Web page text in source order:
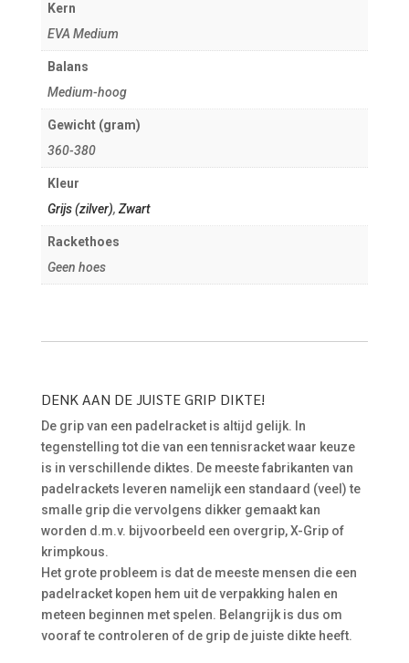
Kern
EVA Medium
Balans
Medium-hoog
Gewicht (gram)
360-380
Kleur
Grijs (zilver), Zwart
Rackethoes
Geen hoes
DENK AAN DE JUISTE GRIP DIKTE!
De grip van een padelracket is altijd gelijk. In
tegenstelling tot die van een tennisracket waar keuze
is in verschillende diktes. De meeste fabrikanten van
padelrackets leveren namelijk een standaard (veel) te
smalle grip die vervolgens dikker gemaakt kan
worden d.m.v. bijvoorbeeld een overgrip, X-Grip of
krimpkous.
Het grote probleem is dat de meeste mensen die een
padelracket kopen hem uit de verpakking halen en
meteen beginnen met spelen. Belangrijk is dus om
vooraf te controleren of de grip de juiste dikte heeft.